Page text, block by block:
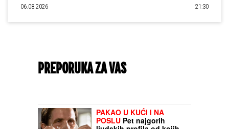
06.08.2026 21:30
PREPORUKA ZA VAS